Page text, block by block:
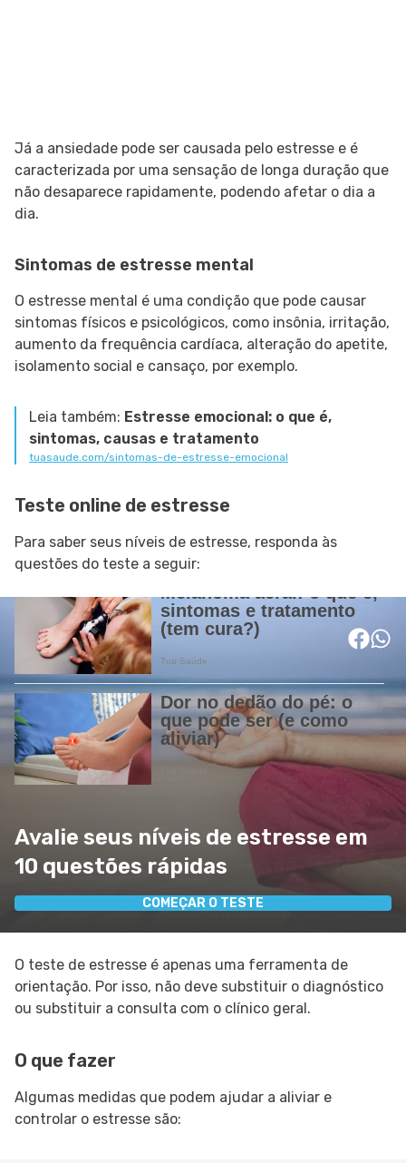
Já a ansiedade pode ser causada pelo estresse e é
caracterizada por uma sensação de longa duração que
não desaparece rapidamente, podendo afetar o dia a
dia.
Sintomas de estresse mental
O estresse mental é uma condição que pode causar
sintomas físicos e psicológicos, como insônia, irritação,
aumento da frequência cardíaca, alteração do apetite,
isolamento social e cansaço, por exemplo.
Leia também: Estresse emocional: o que é,
sintomas, causas e tratamento
tuasaude.com/sintomas-de-estresse-emocional
Teste online de estresse
Para saber seus níveis de estresse, responda às
questões do teste a seguir:
Avalie seus níveis de estresse em
10 questões rápidas
COMEÇAR O TESTE
O teste de estresse é apenas uma ferramenta de
orientação. Por isso, não deve substituir o diagnóstico
ou substituir a consulta com o clínico geral.
O que fazer
Algumas medidas que podem ajudar a aliviar e
controlar o estresse são: